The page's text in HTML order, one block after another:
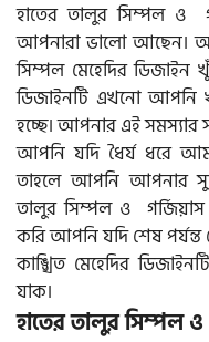
হাতের তালুর সিম্পল ও
আপনারা ভালো আছেন।
সিম্পল মেহেদির
ডিজাইনটি এখনো আপনি
হচ্ছে। আপনার এই সমস্যার
আপনি যদি ধৈর্য ধরে
তাহলে আপনি আপনার
তালুর সিম্পল ও গর্জিয়াস
করি আপনি যদি শেষ
কাঙ্খিত মেহেদির
যাক।
হাতের তালুর সিম্পল ও